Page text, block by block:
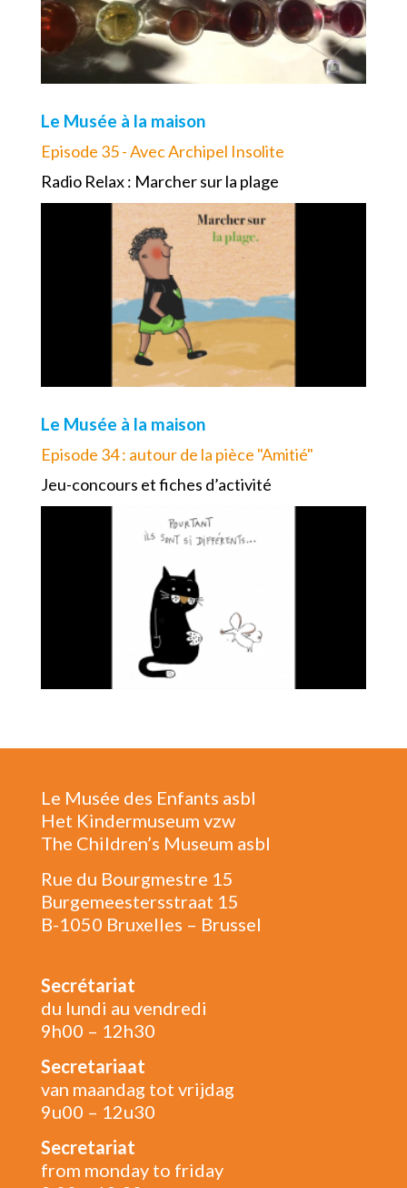
Le Musée à la maison
Episode 35 - Avec Archipel Insolite
Radio Relax : Marcher sur la plage
Le Musée à la maison
Episode 34 : autour de la pièce "Amitié"
Jeu-concours et fiches d’activité
Le Musée des Enfants asbl
Het Kindermuseum vzw
The Children’s Museum asbl
Rue du Bourgmestre 15
Burgemeestersstraat 15
B-1050 Bruxelles – Brussel
Secrétariat
du lundi au vendredi
9h00 – 12h30
Secretariaat
van maandag tot vrijdag
9u00 – 12u30
Secretariat
from monday to friday